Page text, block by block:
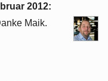
2012:
Maik.